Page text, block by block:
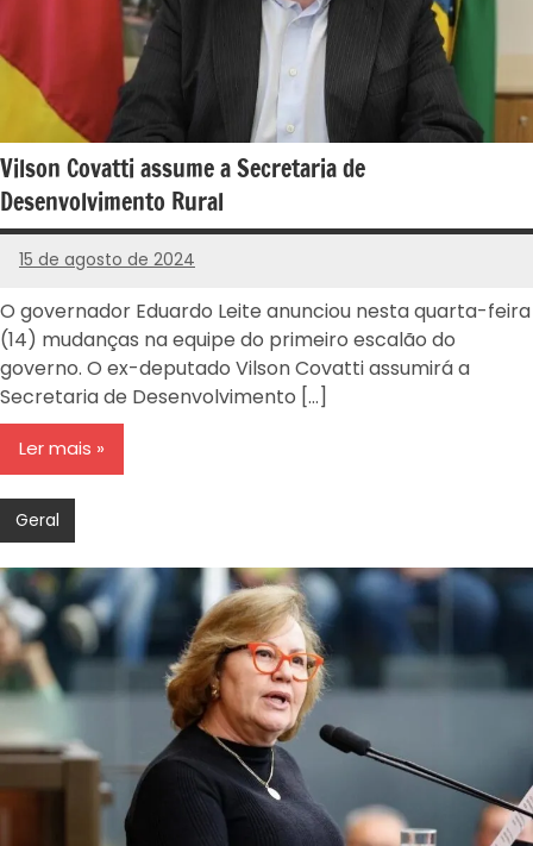
Vilson Covatti assume a Secretaria de
Desenvolvimento Rural
15 de agosto de 2024
PROGRESSISTAS
-
RS
O governador Eduardo Leite anunciou nesta quarta-feira
(14) mudanças na equipe do primeiro escalão do
governo. O ex-deputado Vilson Covatti assumirá a
Secretaria de Desenvolvimento […]
Ler mais
Geral